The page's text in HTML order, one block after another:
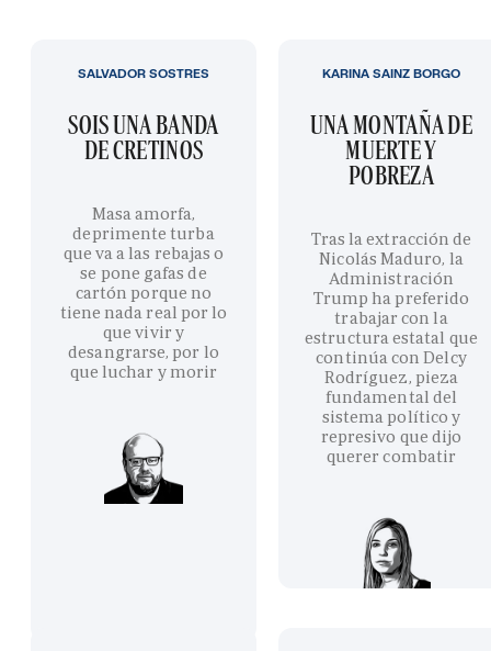
SOIS UNA BANDA
DE CRETINOS
Masa amorfa,
deprimente turba
que va a las rebajas o
se pone gafas de
cartón porque no
tiene nada real por lo
que vivir y
desangrarse, por lo
que luchar y morir
SALVADOR SOSTRES
UNA MONTAÑA DE
MUERTE Y
POBREZA
Tras la extracción de
Nicolás Maduro, la
Administración
Trump ha preferido
trabajar con la
estructura estatal que
continúa con Delcy
Rodríguez, pieza
fundamental del
sistema político y
represivo que dijo
querer combatir
KARINA SAINZ BORGO